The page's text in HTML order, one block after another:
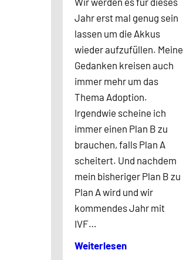
Jahr erst mal genug sein
lassen um die Akkus
wieder aufzufüllen. Meine
Gedanken kreisen auch
immer mehr um das
Thema Adoption.
Irgendwie scheine ich
immer einen Plan B zu
brauchen, falls Plan A
scheitert. Und nachdem
mein bisheriger Plan B zu
Plan A wird und wir
kommendes Jahr mit
IVF…
Weiterlesen